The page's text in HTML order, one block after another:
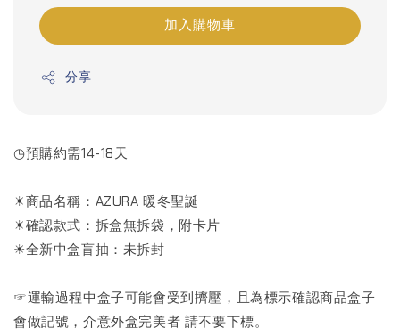
加入購物車
分享
◷預購約需14-18天
☀商品名稱：AZURA 暖冬聖誕
☀確認款式：拆盒無拆袋，附卡片
☀全新中盒盲抽：未拆封
☞運輸過程中盒子可能會受到擠壓，且為標示確認商品盒子
會做記號，介意外盒完美者 請不要下標。